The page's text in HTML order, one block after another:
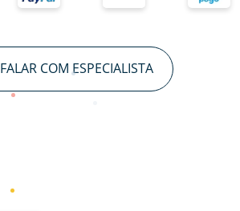
FALAR COM ESPECIALISTA